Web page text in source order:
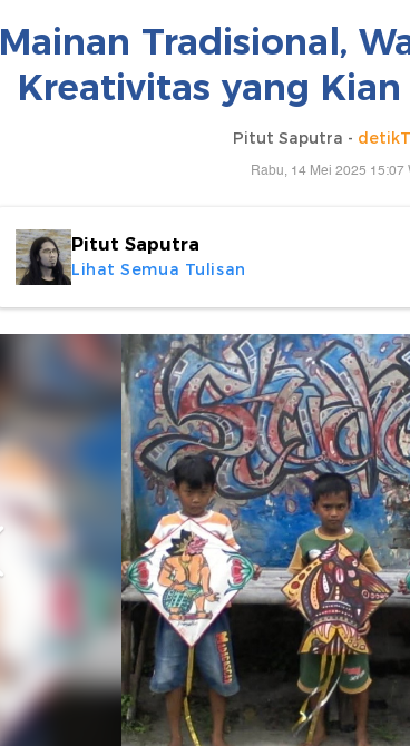
Mainan Tradisional,
Kreativitas yang
Pitut Saputra -
Rabu, 14 Mei 2025 15:07
Pitut Saputra
Lihat Semua Tulisan